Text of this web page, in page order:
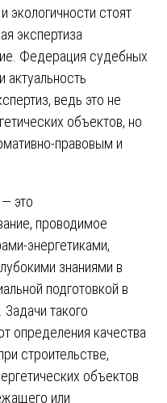
экологичности стоят
экспертиза
Федерация судебных
актуальность
ведь это не
объектов, но
правовым и
— это
проводимое
энергетиками,
знаниями в
подготовкой в
такого
определения качества
строительстве,
объектов
или